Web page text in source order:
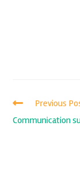
Previous
Communication